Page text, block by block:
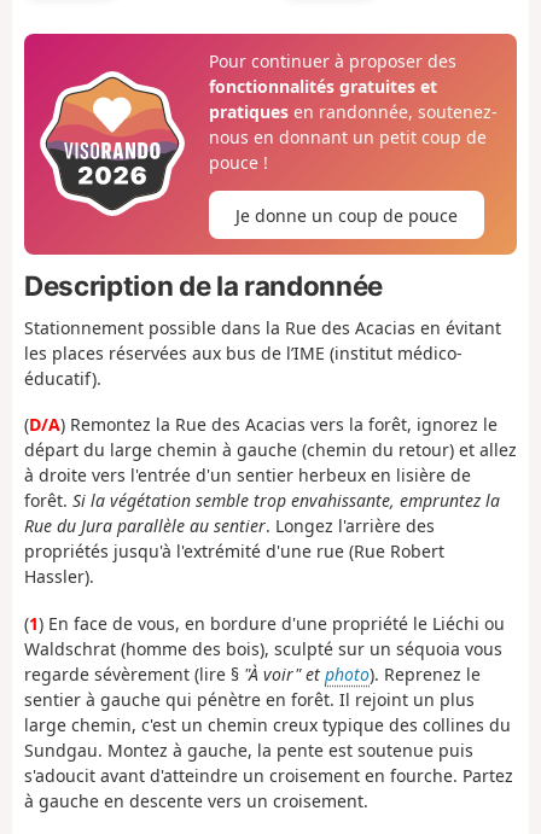
Pour continuer à proposer des
fonctionnalités gratuites et
pratiquesen randonnée, soutenez-
nous en donnant un petit coup de
pouce !
Je donne un coup de pouce
Description de la randonnée
Stationnement possible dans la Rue des Acacias en évitant
les places réservées aux bus de l’IME (institut médico-
éducatif).
(D/A) Remontez la Rue des Acacias vers la forêt, ignorez le
départ du large chemin à gauche (chemin du retour) et allez
à droite vers l'entrée d'un sentier herbeux en lisière de
forêt. Si la végétation semble trop envahissante, empruntez la
Rue du Jura parallèle au sentier. Longez l'arrière des
propriétés jusqu'à l'extrémité d'une rue (Rue Robert
Hassler).
(1) En face de vous, en bordure d'une propriété le Liéchi ou
Waldschrat (homme des bois), sculpté sur un séquoia vous
regarde sévèrement (lire § "À voir" et photo). Reprenez le
sentier à gauche qui pénètre en forêt. Il rejoint un plus
large chemin, c'est un chemin creux typique des collines du
Sundgau. Montez à gauche, la pente est soutenue puis
s'adoucit avant d'atteindre un croisement en fourche. Partez
à gauche en descente vers un croisement.